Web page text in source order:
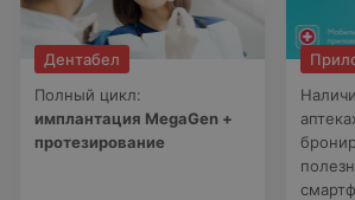
Дентабел
Полный цикл:
имплантация MegaGen +
протезирование